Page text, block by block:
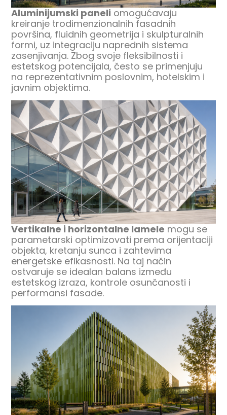
Aluminijumski paneli omogućavaju
kreiranje trodimenzionalnih fasadnih
površina, fluidnih geometrija i skulpturalnih
formi, uz integraciju naprednih sistema
zasenjivanja. Zbog svoje fleksibilnosti i
estetskog potencijala, često se primenjuju
na reprezentativnim poslovnim, hotelskim i
javnim objektima.
Vertikalne i horizontalne lamele mogu se
parametarski optimizovati prema orijentaciji
objekta, kretanju sunca i zahtevima
energetske efikasnosti. Na taj način
ostvaruje se idealan balans između
estetskog izraza, kontrole osunčanosti i
performansi fasade.